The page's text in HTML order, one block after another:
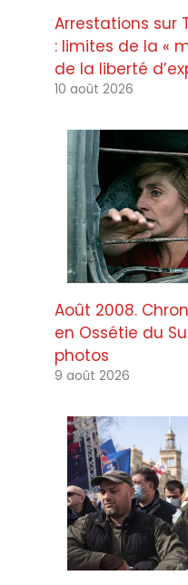
Arrestations sur
: limites de la «
de la liberté
10 août 2026
Août 2008.
en Ossétie du
photos
9 août 2026